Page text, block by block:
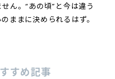
ん。“あの頃”と今は違う
ままに決められるはず。
すめ記事